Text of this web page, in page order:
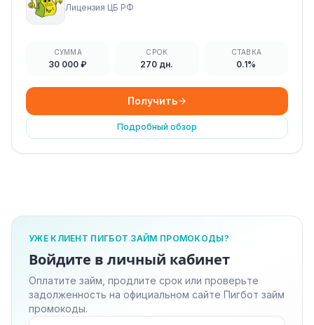
Лицензия ЦБ РФ
СУММА
30 000 ₽
СРОК
270 дн.
СТАВКА
0.1%
Получить
Подробный обзор
УЖЕ КЛИЕНТ ПИГБОТ ЗАЙМ ПРОМОКОДЫ?
Войдите в личный кабинет
Оплатите займ, продлите срок или проверьте
задолженность на официальном сайте Пигбот займ
промокоды.